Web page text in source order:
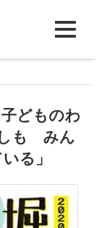
どものわ
も みん
る」